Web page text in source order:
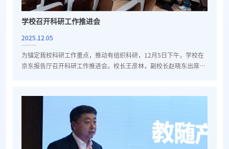
学校召开科研工作推进会
2025.12.05
为锚定我校科研工作重点，推动有组织科研，12月5日下午，学校在
京东报告厅召开科研工作推进会。校长王彦林，副校长赵晓东出席会
第一，做科研要有方向，强调科研需立足学校办学特色，紧扣区域产
业需求与教育教学实际，实现“科研服务教学、...